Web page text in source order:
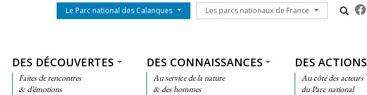
Menu du parc
Le Parc national des Calanques Les parcs nationaux de France
Les parcs nationaux de France
DES DÉCOUVERTES
Faites de rencontres
& d’émotions
DES CONNAISSANCES
Au service de la nature
& des hommes
DES ACTIONS
Au côté des acteurs
du Parc national